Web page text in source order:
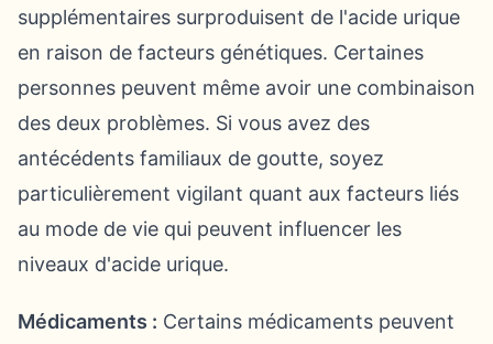
supplémentaires surproduisent de l'acide urique
en raison de facteurs génétiques. Certaines
personnes peuvent même avoir une combinaison
des deux problèmes. Si vous avez des
antécédents familiaux de goutte, soyez
particulièrement vigilant quant aux facteurs liés
au mode de vie qui peuvent influencer les
niveaux d'acide urique.
Médicaments : Certains médicaments peuvent